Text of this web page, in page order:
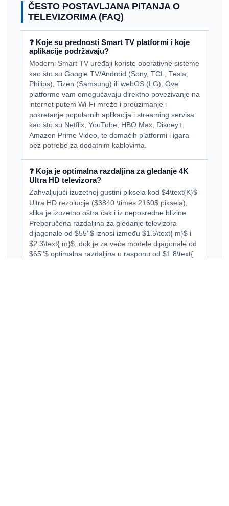
ČESTO POSTAVLJANA PITANJA O
TELEVIZORIMA (FAQ)
❓ Koje su prednosti Smart TV platformi i koje
aplikacije podržavaju?
Moderni Smart TV uređaji koriste operativne sisteme
kao što su Google TV/Android (Sony, TCL, Tesla,
Philips), Tizen (Samsung) ili webOS (LG). Ove
platforme vam omogućavaju direktno povezivanje na
internet putem Wi-Fi mreže i preuzimanje i
pokretanje popularnih aplikacija i streaming servisa
kao što su Netflix, YouTube, HBO Max, Disney+,
Amazon Prime Video, te domaćih platformi i igara
bez potrebe za dodatnim kablovima.
❓ Koja je optimalna razdaljina za gledanje 4K
Ultra HD televizora?
Zahvaljujući izuzetnoj gustini piksela kod $4\text{K}$
Ultra HD rezolucije ($3840 \times 2160$ piksela),
slika je izuzetno oštra čak i iz neposredne blizine.
Preporučena razdaljina za gledanje televizora
dijagonale od $55''$ iznosi između $1.5\text{ m}$ i
$2.3\text{ m}$, dok je za veće modele dijagonale od
$65''$ optimalna razdaljina u rasponu od $1.8\text{